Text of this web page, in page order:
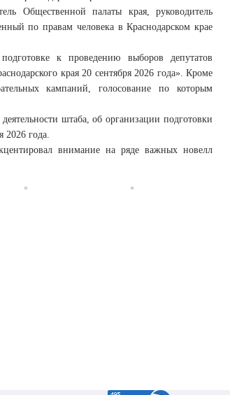
Общественной палаты края, руководитель
по правам человека в Краснодарском крае
к проведению выборов депутатов
края 20 сентября 2026 года». Кроме
кампаний, голосование по которым
штаба, об организации подготовки
2026 года.
внимание на ряде важных новелл